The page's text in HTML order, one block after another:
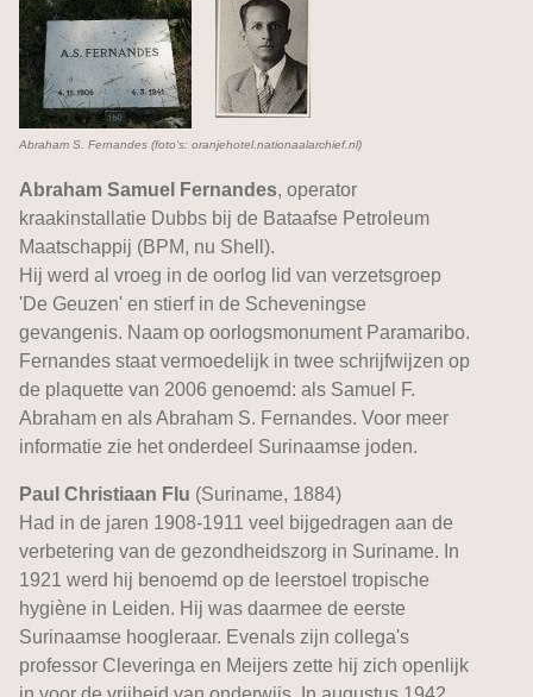
Abraham S. Fernandes (foto's: oranjehotel.nationaalarchief.nl)
Abraham Samuel Fernandes, operator
kraakinstallatie Dubbs bij de Bataafse Petroleum
Maatschappij (BPM, nu Shell).
Hij werd al vroeg in de oorlog lid van verzetsgroep
'De Geuzen' en stierf in de Scheveningse
gevangenis. Naam op oorlogsmonument Paramaribo.
Fernandes staat vermoedelijk in twee schrijfwijzen op
de plaquette van 2006 genoemd: als Samuel F.
Abraham en als Abraham S. Fernandes. Voor meer
informatie zie het onderdeel Surinaamse joden.
Paul Christiaan Flu (Suriname, 1884)
Had in de jaren 1908-1911 veel bijgedragen aan de
verbetering van de gezondheidszorg in Suriname. In
1921 werd hij benoemd op de leerstoel tropische
hygiène in Leiden. Hij was daarmee de eerste
Surinaamse hoogleraar. Evenals zijn collega's
professor Cleveringa en Meijers zette hij zich openlijk